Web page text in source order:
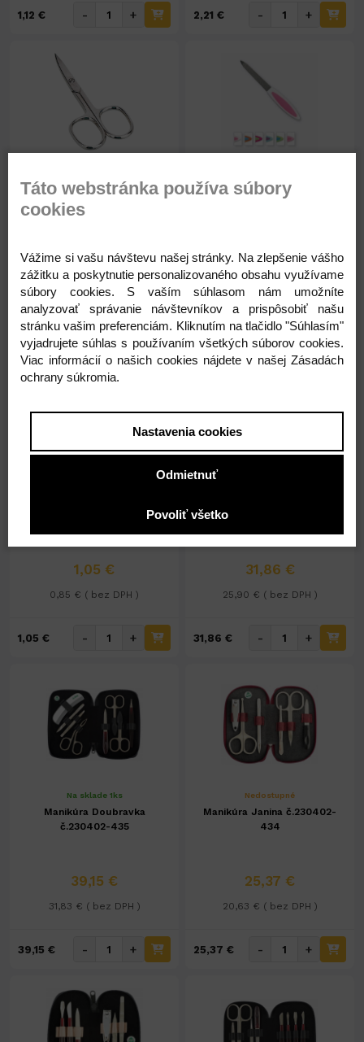
1,12 € - + 2,21 € - +
Nožničky zadier.Solingen
č.1050/3GH
7,20 €
5,85 € ( bez DPH )
7,20 € - +
Pílnik zafírový 17cm
1,04 €
0,85 € ( bez DPH )
1,04 € - +
1,05 €
0,85 € ( bez DPH )
1,05 € - +
31,86 €
25,90 € ( bez DPH )
31,86 € - +
Na sklade 1ks
Manikúra Doubravka
č.230402-435
39,15 €
31,83 € ( bez DPH )
39,15 € - +
Nedostupné
Manikúra Janina č.230402-
434
25,37 €
20,63 € ( bez DPH )
25,37 € - +
Táto webstránka používa súbory
cookies
Vážime si vašu návštevu našej stránky. Na zlepšenie vášho
zážitku a poskytnutie personalizovaného obsahu využívame
súbory cookies. S vaším súhlasom nám umožníte
analyzovať správanie návštevníkov a prispôsobiť našu
stránku vašim preferenciám. Kliknutím na tlačidlo "Súhlasím"
vyjadrujete súhlas s používaním všetkých súborov cookies.
Viac informácií o našich cookies nájdete v našej Zásadách
ochrany súkromia.
Nastavenia cookies
Odmietnuť
Povoliť všetko